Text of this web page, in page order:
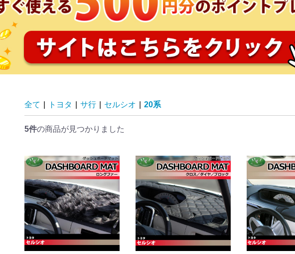
全て トヨタ サ行 セルシオ 20系
5件の商品が見つかりました